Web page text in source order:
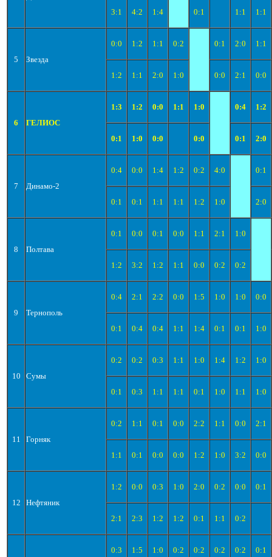
3:1
4:2 1:4 0:1 1:1 1:1
5 Звезда
0:0 1:2 1:1 0:2 0:1 2:0 1:1
1:2 1:1 2:0 1:0 0:0 2:1 0:0
6 ГЕЛИОС
1:3 1:2 0:0 1:1 1:0 0:4 1:2
0:1 1:0 0:0 0:0 0:1 2:0
7 Динамо-2
0:4 0:0 1:4 1:2 0:2 4:0 0:1
0:1 0:1 1:1 1:1 1:2 1:0 2:0
8 Полтава
0:1 0:0 0:1 0:0 1:1 2:1 1:0
1:2 3:2 1:2 1:1 0:0 0:2 0:2
9 Тернополь
0:4 2:1 2:2 0:0 1:5 1:0 1:0 0:0
0:1 0:4 0:4 1:1 1:4 0:1 0:1 1:0
10 Сумы
0:2 0:2 0:3 1:1 1:0 1:4 1:2 1:0
0:1 0:3 1:1 1:1 0:1 1:0 1:1 1:0
11 Горняк
0:2 1:1 0:1 0:0 2:2 1:1 0:0 2:1
1:1 0:1 0:0 0:0 1:2 1:0 3:2 0:0
12 Нефтяник
1:2 0:0 0:3 1:0 2:0 0:2 0:0 0:1
2:1 2:3 1:2 1:2 0:1 1:1 0:2
0:3 1:5 1:0 0:2 0:2 0:2 0:2 0:1